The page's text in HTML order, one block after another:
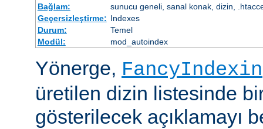
Bağlam:
sunucu geneli, sanal konak, dizin,
Geçersizleştirme: Indexes
Durum:
Temel
Modül:
mod_autoindex
Yönerge,
üretilen dizin listesinde
gösterilecek açıklamayı